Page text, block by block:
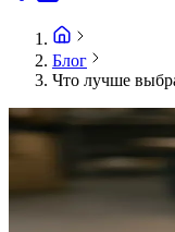
Блог
Что лучше